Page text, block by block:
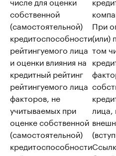
собственной
(самостоятельной)
кредитоспособности
рейтингуемого лица
и оценки влияния на
кредитный рейтинг
рейтингуемого лица
факторов, не
учитываемых при
оценке собственной
(самостоятельной)
кредитоспособности
При
(или)
том
лица,